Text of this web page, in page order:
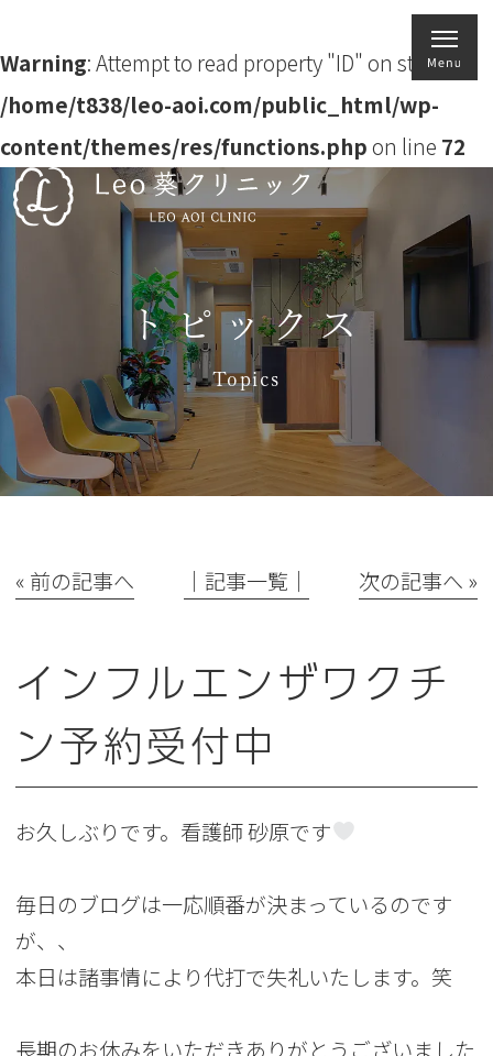
Warning: Attempt to read property "ID" on string in
/home/t838/leo-aoi.com/public_html/wp-
content/themes/res/functions.phpon line 72
トピックス
Topics
« 前の記事へ │記事一覧│ 次の記事へ »
インフルエンザワクチ
ン予約受付中
お久しぶりです。看護師 砂原です
毎日のブログは一応順番が決まっているのです
が、、
本日は諸事情により代打で失礼いたします。笑
長期のお休みをいただきありがとうございました